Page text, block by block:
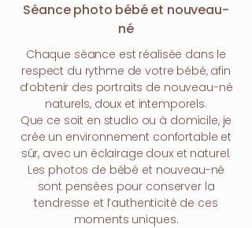
Séance photo bébé et nouveau-
né
Chaque séance est réalisée dans le
respect du rythme de votre bébé, afin
d’obtenir des portraits de nouveau-né
naturels, doux et intemporels.
Que ce soit en studio ou à domicile, je
crée un environnement confortable et
sûr, avec un éclairage doux et naturel.
Les photos de bébé et nouveau-né
sont pensées pour conserver la
tendresse et l’authenticité de ces
moments uniques.